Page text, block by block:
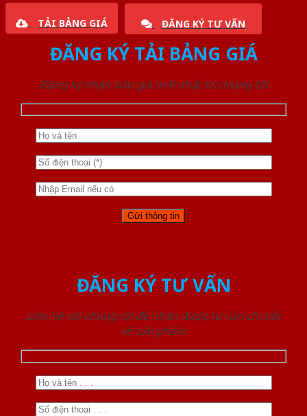
TẢI BẢNG GIÁ ĐĂNG KÝ TƯ VẤN
ĐĂNG KÝ TẢI BẢNG GIÁ
Đăng ký nhận báo giá mới nhất từ chúng tôi
ĐĂNG KÝ TƯ VẤN
Liên hệ với chúng tôi để nhận được tư vấn chi tiết
về sản phẩm